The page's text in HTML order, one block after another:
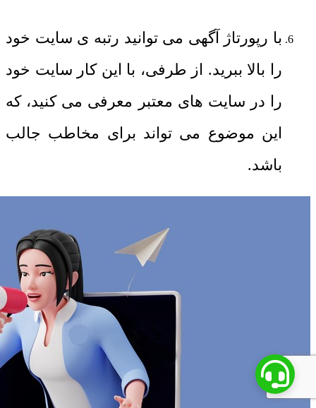
با رپورتاژ آگهی می توانید رتبه ی سایت خود
را بالا ببرید. از طرفی، با این کار سایت خود
را در سایت های معتبر معرفی می کنید، که
این موضوع می تواند برای مخاطب جالب
باشد.